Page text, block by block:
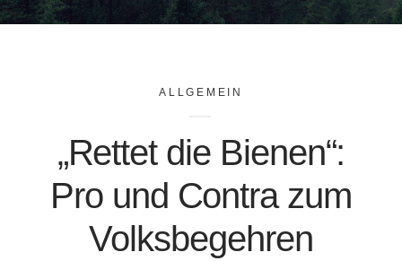
ALLGEMEIN
„Rettet die Bienen“:
Pro und Contra zum
Volksbegehren